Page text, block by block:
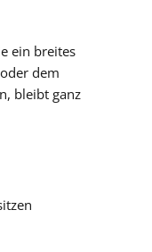
ein breites
dem
bleibt ganz